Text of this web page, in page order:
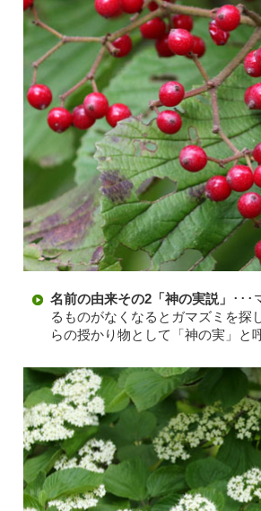
名前の由来その2「神の実説」
･･･
るものがなくなるとガマズミを探
らの授かり物として「神の実」と